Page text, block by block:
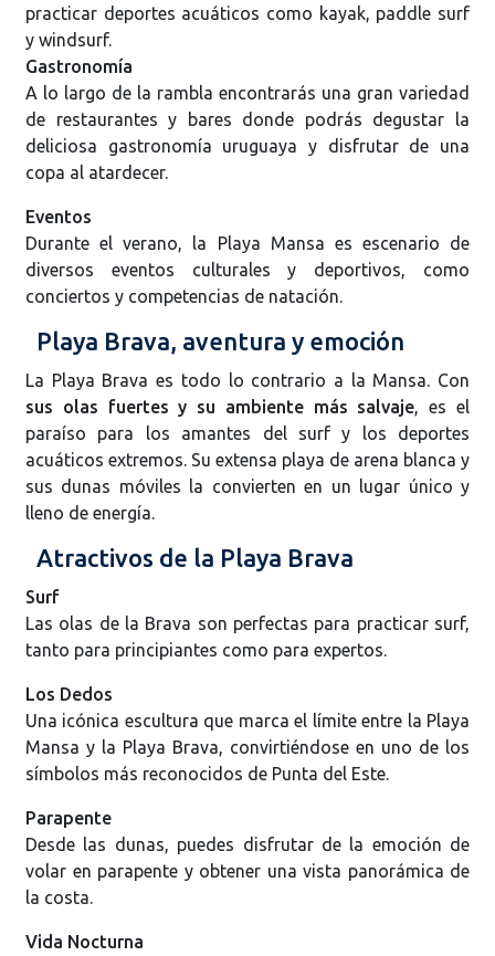
practicar deportes acuáticos como kayak, paddle surf
y windsurf.
Gastronomía
A lo largo de la rambla encontrarás una gran variedad
de restaurantes y bares donde podrás degustar la
deliciosa gastronomía uruguaya y disfrutar de una
copa al atardecer.
Eventos
Durante el verano, la Playa Mansa es escenario de
diversos eventos culturales y deportivos, como
conciertos y competencias de natación.
Playa Brava, aventura y emoción
La Playa Brava es todo lo contrario a la Mansa. Con
sus olas fuertes y su ambiente más salvaje, es el
paraíso para los amantes del surf y los deportes
acuáticos extremos. Su extensa playa de arena blanca y
sus dunas móviles la convierten en un lugar único y
lleno de energía.
Atractivos de la Playa Brava
Surf
Las olas de la Brava son perfectas para practicar surf,
tanto para principiantes como para expertos.
Los Dedos
Una icónica escultura que marca el límite entre la Playa
Mansa y la Playa Brava, convirtiéndose en uno de los
símbolos más reconocidos de Punta del Este.
Parapente
Desde las dunas, puedes disfrutar de la emoción de
volar en parapente y obtener una vista panorámica de
la costa.
Vida Nocturna